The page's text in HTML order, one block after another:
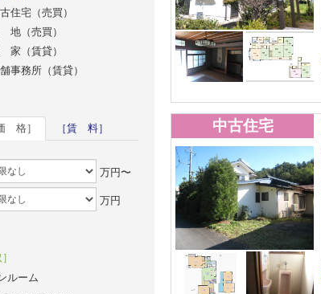
住宅（売買）
地（売買）
家（賃貸）
事務所（賃貸）
格］ ［賃 料］
万円〜
万円
ルーム
中古住宅